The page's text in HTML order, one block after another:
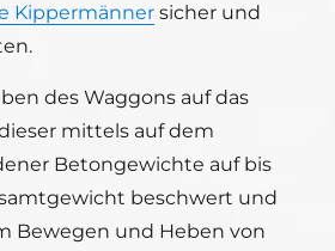
Kippermänner sicher und
des Waggons auf das
mittels auf dem
Betongewichte auf bis
beschwert und
Bewegen und Heben von